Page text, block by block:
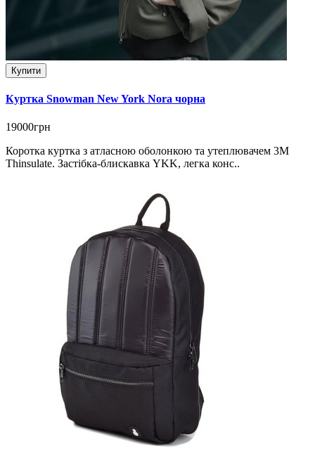
Купити
Куртка Snowman New York Nora чорна
19000грн
Коротка куртка з атласною оболонкою та утеплювачем 3M
Thinsulate. Застібка-блискавка YKK, легка конс..